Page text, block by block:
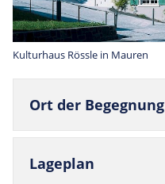
Kulturhaus Rössle in Mauren
Ort der Begegnung
Lage­plan